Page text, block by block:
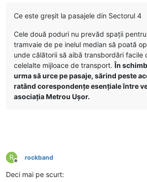
Ce este greșit la pasajele din Sectorul 4
Cele două poduri nu prevăd spații
tramvaie de pe inelul median să poată
unde călătorii să aibă transbordări facile
celelalte mijloace de transport.În
urma să urce pe pasaje, sărind peste
ratând corespondențe esențiale între
asociația Metrou Ușor.
R
Deconectat
rockband
Deci mai pe scurt: